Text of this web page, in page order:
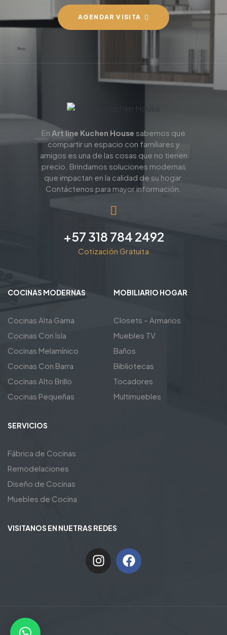
AGENDAR VISITA
En Art line Kuchen House sabemos que
compartir un espacio con familiares y
amigos es una de las cosas que no tienen
precio. Brindamos soluciones modernas
que impactan en la calidad de su hogar.
Contáctenos para mayor información.
+57 318 784 2492
Cotización Gratuita
COCINAS MODERNAS
Cocinas Alta Gama
Cocinas Con Isla
Cocinas Melamínico
Cocinas Con Barra
Cocinas Alto Brillo
Cocinas Pequeñas
MOBILIARIO HOGAR
Closets – Armarios
Muebles TV
Baños
Bibliotecas
Tocadores
Multimuebles
SERVICIOS
Fábrica de Cocinas
Remodelaciones
Diseño de Cocinas
Muebles de Cocina
VISITANOS EN NUETRAS REDES